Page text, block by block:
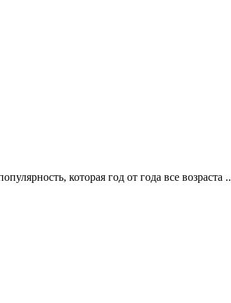
которая год от года все возраста ..